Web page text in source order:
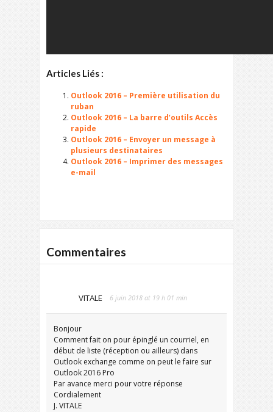
Articles Liés :
Outlook 2016 – Première utilisation du
ruban
Outlook 2016 – La barre d’outils Accès
rapide
Outlook 2016 – Envoyer un message à
plusieurs destinataires
Outlook 2016 – Imprimer des messages
e-mail
Commentaires
VITALE 6 juin 2018 at 19 h 01 min
Bonjour
Comment fait on pour épinglé un courriel, en
début de liste (réception ou ailleurs) dans
Outlook exchange comme on peut le faire sur
Outlook 2016 Pro
Par avance merci pour votre réponse
Cordialement
J. VITALE